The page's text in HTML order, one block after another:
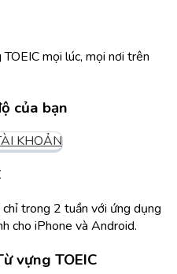
mọi lúc, mọi nơi trên
của bạn
KHOẢN
chỉ trong 2 tuần với ứng dụng
cho iPhone và Android.
vựng TOEIC